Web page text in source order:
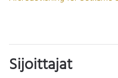
Sijoittajat